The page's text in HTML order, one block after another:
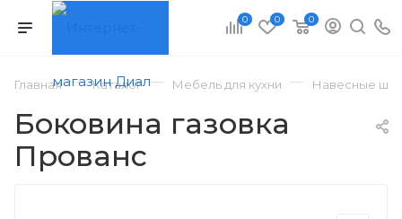
0 0 0
Главная — Каталог — Мебель для кухни — Навесные
Боковина газовка
Прованс